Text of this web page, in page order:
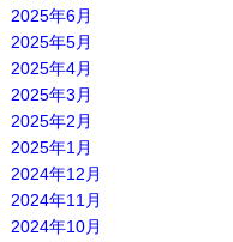
2025年6月
2025年5月
2025年4月
2025年3月
2025年2月
2025年1月
2024年12月
2024年11月
2024年10月